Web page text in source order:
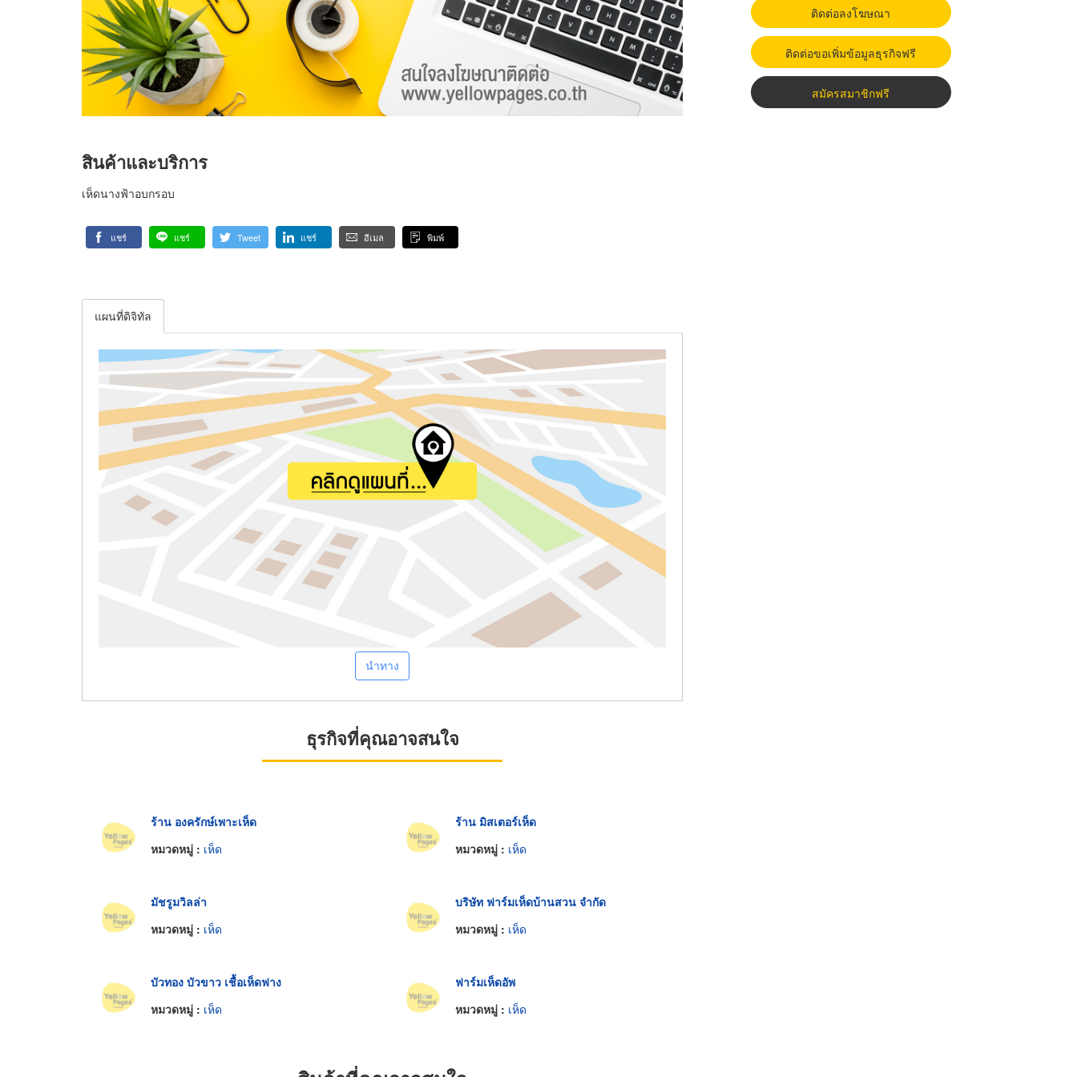
สินค้าและบริการ
เห็ดนางฟ้าอบกรอบ
แชร์ แชร์ Tweet แชร์ อีเมล พิมพ์
แผนที่ดิจิทัล
นำทาง
ธุรกิจที่คุณอาจสนใจ
ร้าน องครักษ์เพาะเห็ด
หมวดหมู่ : เห็ด
ร้าน มิสเตอร์เห็ด
หมวดหมู่ : เห็ด
มัชรูมวิลล่า
หมวดหมู่ : เห็ด
บริษัท ฟาร์มเห็ดบ้านสวน จำกัด
หมวดหมู่ : เห็ด
บัวทอง บัวขาว เชื้อเห็ดฟาง
หมวดหมู่ : เห็ด
ฟาร์มเห็ดอัพ
หมวดหมู่ : เห็ด
ติดต่อลงโฆษณา
ติดต่อขอเพิ่มข้อมูลธุรกิจฟรี
สมัครสมาชิกฟรี